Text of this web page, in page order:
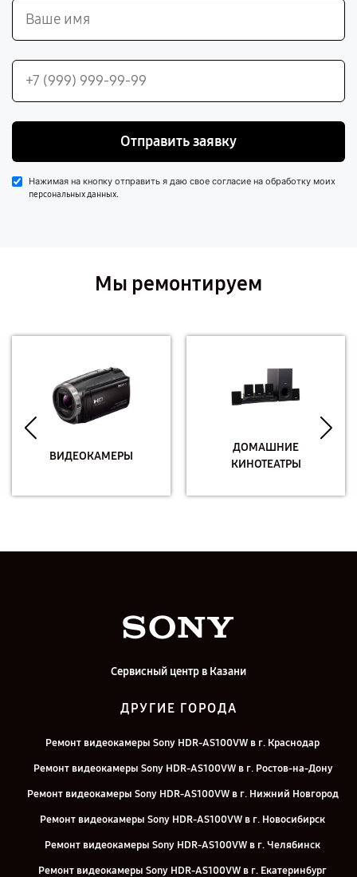
Отправить заявку
Нажимая на кнопку отправить я даю свое согласие на обработку моих
персональных данных.
Мы ремонтируем
ВИДЕОКАМЕРЫ
ДОМАШНИЕ
КИНОТЕАТРЫ
Сервисный центр в Казани
ДРУГИЕ ГОРОДА
Ремонт видеокамеры Sony HDR-AS100VW в г. Краснодар
Ремонт видеокамеры Sony HDR-AS100VW в г. Ростов-на-Дону
Ремонт видеокамеры Sony HDR-AS100VW в г. Нижний Новгород
Ремонт видеокамеры Sony HDR-AS100VW в г. Новосибирск
Ремонт видеокамеры Sony HDR-AS100VW в г. Челябинск
Ремонт видеокамеры Sony HDR-AS100VW в г. Екатеринбург